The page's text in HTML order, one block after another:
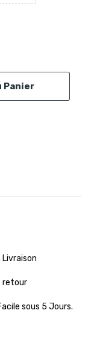
Panier
retour
sous 5 Jours.